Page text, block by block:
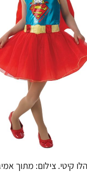
קיטי. צילום: מתוך